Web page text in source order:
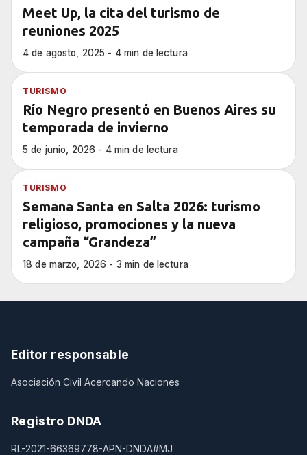
Meet Up, la cita del turismo de
reuniones 2025
4 de agosto, 2025 - 4 min de lectura
TURISMO
Río Negro presentó en Buenos Aires su
temporada de invierno
5 de junio, 2026 - 4 min de lectura
TURISMO
Semana Santa en Salta 2026: turismo
religioso, promociones y la nueva
campaña “Grandeza”
18 de marzo, 2026 - 3 min de lectura
Editor responsable
Asociación Civil Acercando Naciones
Registro DNDA
RL-2021-66369778-APN-DNDA#MJ